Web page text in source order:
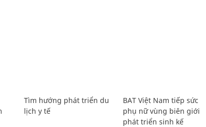
Tìm hướng phát triển du
lịch y tế
BAT Việt Nam tiếp sức
phụ nữ vùng biên giới
phát triển sinh kế